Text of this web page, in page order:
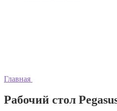
Главная
Рабочий стол